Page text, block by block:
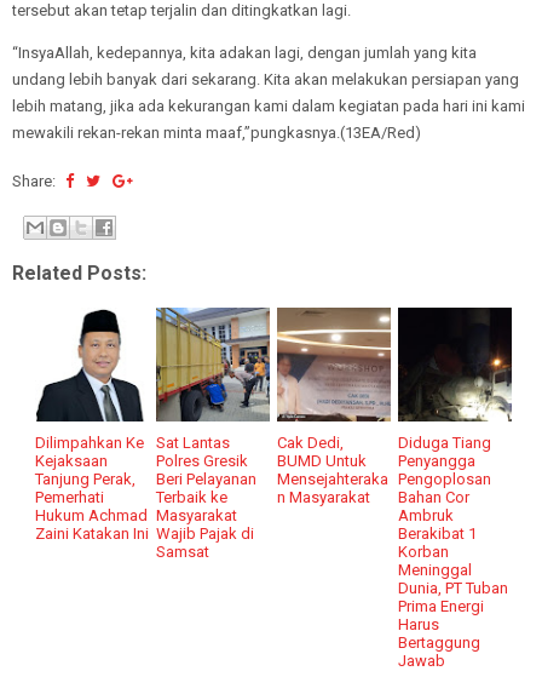
tersebut akan tetap terjalin dan ditingkatkan lagi.
“InsyaAllah, kedepannya, kita adakan lagi, dengan jumlah yang kita
undang lebih banyak dari sekarang. Kita akan melakukan persiapan yang
lebih matang, jika ada kekurangan kami dalam kegiatan pada hari ini kami
mewakili rekan-rekan minta maaf,”pungkasnya.(13EA/Red)
Share:
Related Posts:
Dilimpahkan Ke
Kejaksaan
Tanjung Perak,
Pemerhati
Hukum Achmad
Zaini Katakan Ini
Sat Lantas
Polres Gresik
Beri Pelayanan
Terbaik ke
Masyarakat
Wajib Pajak di
Samsat
Cak Dedi,
BUMD Untuk
Mensejahteraka
n Masyarakat
Diduga Tiang
Penyangga
Pengoplosan
Bahan Cor
Ambruk
Berakibat 1
Korban
Meninggal
Dunia, PT Tuban
Prima Energi
Harus
Bertaggung
Jawab